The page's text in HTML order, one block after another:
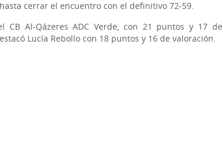
cerrar el encuentro con el definitivo 72-59.
Al-Qázeres ADC Verde, con 21 puntos y 17 de
Lucía Rebollo con 18 puntos y 16 de valoración.